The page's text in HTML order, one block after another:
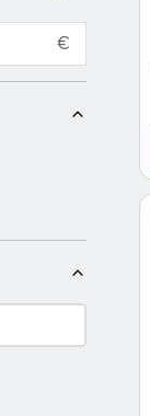
€